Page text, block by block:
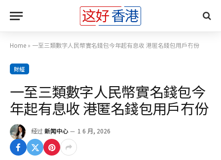
Home » 一至三類數字人民幣實名錢包今年起有息收 港匿名錢包用戶冇份
財經
一至三類數字人民幣實名錢包今
年起有息收 港匿名錢包用戶冇份
经过 新闻中心 1 6 月, 2026